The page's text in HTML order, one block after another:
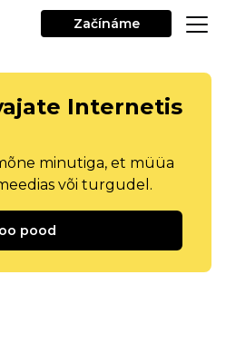
Začínáme
Internetis
minutiga, et müüa
või turgudel.
pood